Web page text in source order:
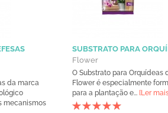
da marca
mecanismos
SUBSTRATO PARA
Flower
O Substrato para Orquídeas
Flower é especialmente
para a plantação e... [Ler